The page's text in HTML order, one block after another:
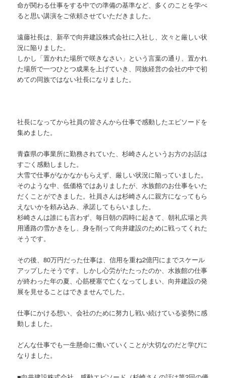
命が関わる仕事をする中での準備の基準など、多くのことを学べ
ると思い講演をご依頼させていただきました。
遠藤社長は、新卒で向井建設株式会社に入社し、次々と厳しい状
況に陥りました。
しかし「置かれた場所で咲きなさい」という言葉の通り、置かれ
た場所で一つひとつ成果を上げていき、同族経営の会社の中で初
めての同族ではない社長になりました。
社長になってから社員の皆さんから仕事で感動したエピソードを
集めました。
青森県の事業所に勤務されていた、杉崎さんというお方のお話は
すごく感動しました。
大雪で仕事がなかなかもらえず、厳しい状況に陥っていました。
そのような中、低価格ではありましたが、水族館のお仕事をいた
だくことができました。社員さんは杉崎さんに親方になってもら
えないかを頼み込み、承諾してもらいました。
杉崎さんは誰にも言わず、毎日朝の四時に起きて、朝礼広場と共
用通路の雪かきをし、身を削って向井建設のために戦ってくれた
そうです。
その後、80万円だった仕事は、信用を重ね2億円にまでスケール
アップしたそうです。しかし心労がたたったのか、水族館の仕事
が終わった年の夏、心筋梗塞で亡くなってしまい、向井建設の発
展を見せることはできませんでした。
仕事にかける想い、会社のために努力し戦い続けている姿勢に感
動しました。
どんな仕事でも一生懸命に働いていくことが大切なのだと学びに
なりました。